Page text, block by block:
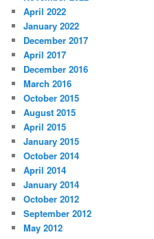
April 2022
January 2022
December 2017
April 2017
December 2016
March 2016
October 2015
August 2015
April 2015
January 2015
October 2014
April 2014
January 2014
October 2012
September 2012
May 2012